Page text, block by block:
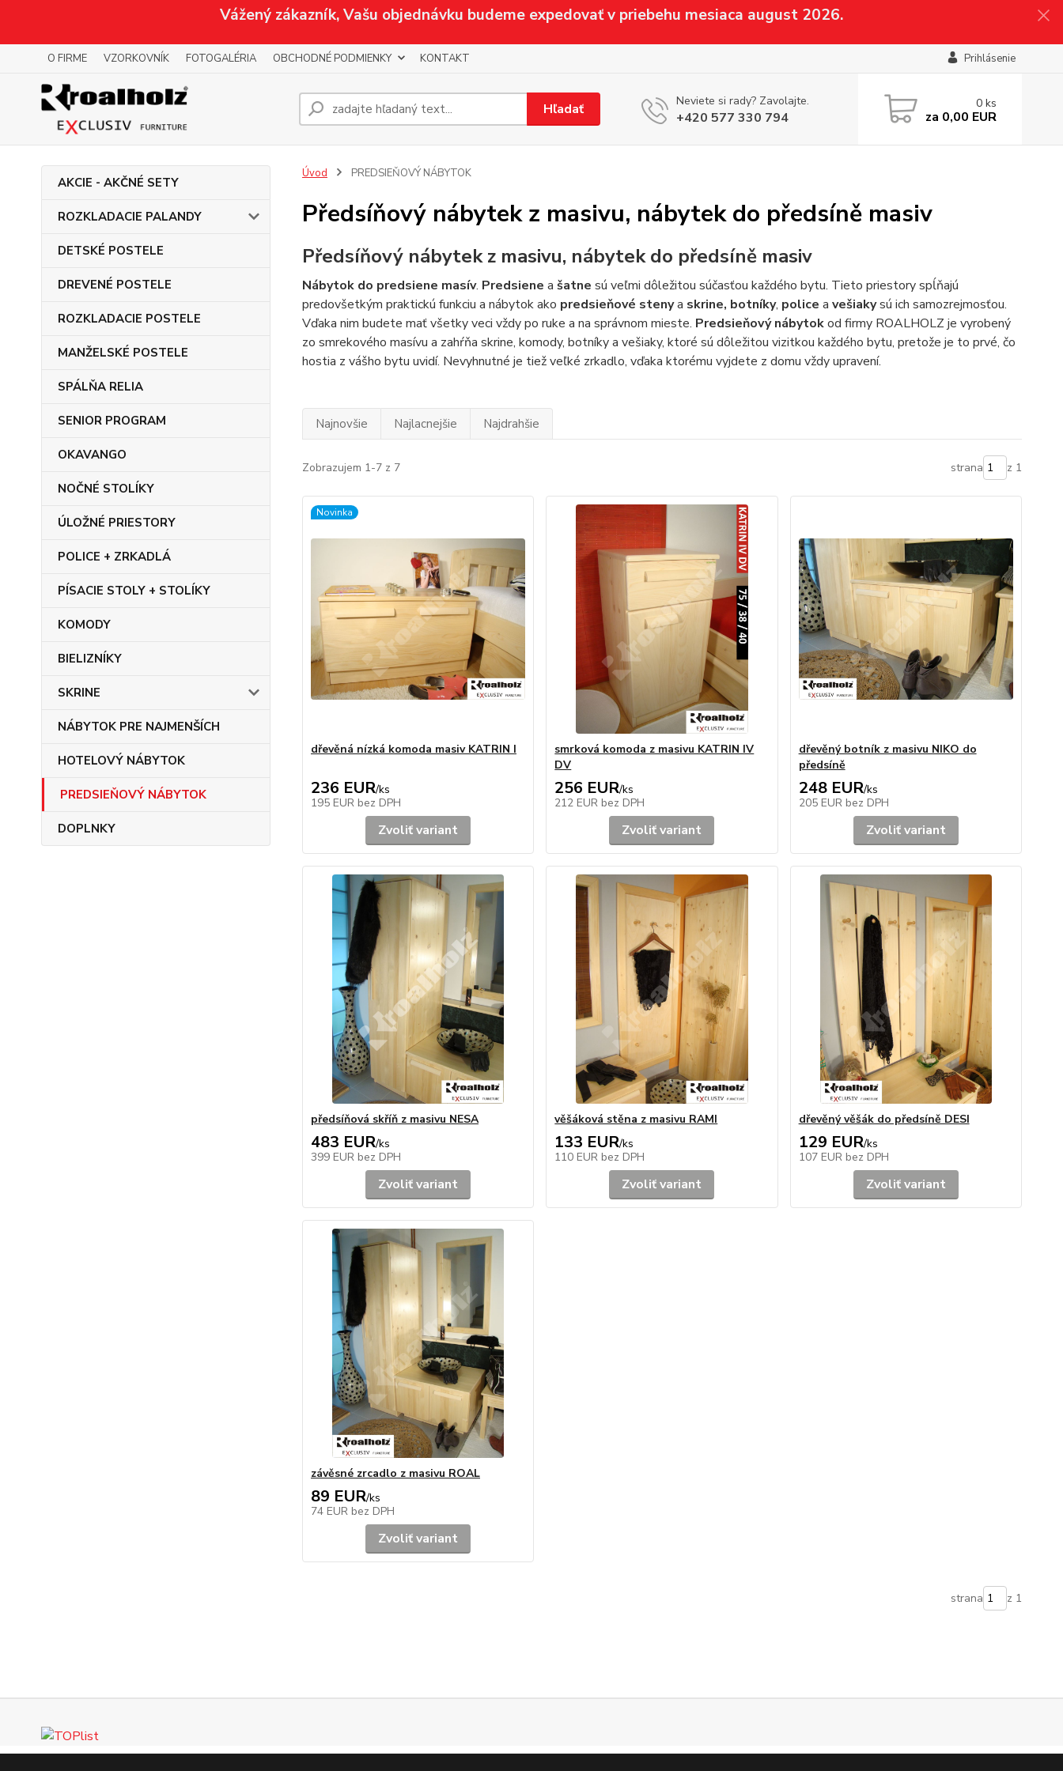
Vážený zákazník, Vašu objednávku budeme expedovať v priebehu mesiaca august 2026.
O FIRME VZORKOVNÍK FOTOGALÉRIA OBCHODNÉ PODMIENKY KONTAKT Prihlásenie
Hľadať Neviete si rady? Zavolajte.
+420 577 330 794
0 ks
za 0,00 EUR
AKCIE - AKČNÉ SETY
ROZKLADACIE PALANDY
DETSKÉ POSTELE
DREVENÉ POSTELE
ROZKLADACIE POSTELE
MANŽELSKÉ POSTELE
SPÁLŇA RELIA
SENIOR PROGRAM
OKAVANGO
NOČNÉ STOLÍKY
ÚLOŽNÉ PRIESTORY
POLICE + ZRKADLÁ
PÍSACIE STOLY + STOLÍKY
KOMODY
BIELIZNÍKY
SKRINE
NÁBYTOK PRE NAJMENŠÍCH
HOTELOVÝ NÁBYTOK
PREDSIEŇOVÝ NÁBYTOK
DOPLNKY
Úvod PREDSIEŇOVÝ NÁBYTOK
Předsíňový nábytek z masivu, nábytek do předsíně masiv
Předsíňový nábytek z masivu, nábytek do předsíně masiv
Nábytok do predsiene masív. Predsiene a šatne sú veľmi dôležitou súčasťou každého bytu. Tieto priestory spĺňajú
predovšetkým praktickú funkciu a nábytok ako predsieňové stenya skrine, botníky, police a vešiakysú ich samozrejmosťou.
Vďaka nim budete mať všetky veci vždy po ruke a na správnom mieste. Predsieňový nábytokod firmy ROALHOLZ je vyrobený
zo smrekového masívu a zahŕňa skrine, komody, botníky a vešiaky, ktoré sú dôležitou vizitkou každého bytu, pretože je to prvé, čo
hostia z vášho bytu uvidí. Nevyhnutné je tiež veľké zrkadlo, vďaka ktorému vyjdete z domu vždy upravení.
Najnovšie Najlacnejšie Najdrahšie
Zobrazujem 1-7 z 7 strana z 1
Novinka
dřevěná nízká komoda masiv KATRIN I
236 EUR/ks
195 EUR bez DPH
Zvoliť variant
smrková komoda z masivu KATRIN IV
DV
256 EUR/ks
212 EUR bez DPH
Zvoliť variant
dřevěný botník z masivu NIKO do
předsíně
248 EUR/ks
205 EUR bez DPH
Zvoliť variant
předsíňová skříň z masivu NESA
483 EUR/ks
399 EUR bez DPH
Zvoliť variant
věšáková stěna z masivu RAMI
133 EUR/ks
110 EUR bez DPH
Zvoliť variant
dřevěný věšák do předsíně DESI
129 EUR/ks
107 EUR bez DPH
Zvoliť variant
závěsné zrcadlo z masivu ROAL
89 EUR/ks
74 EUR bez DPH
Zvoliť variant
strana z 1